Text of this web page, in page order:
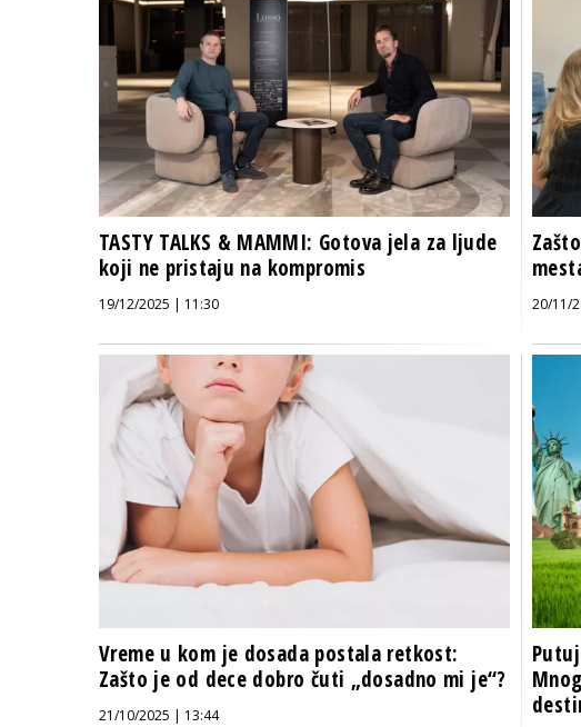
TASTY TALKS & MAMMI: Gotova jela za ljude
koji ne pristaju na kompromis
19/12/2025 | 11:30 20/11/
Vreme u kom je dosada postala retkost:
Zašto je od dece dobro čuti „dosadno mi je“?
21/10/2025 | 13:44